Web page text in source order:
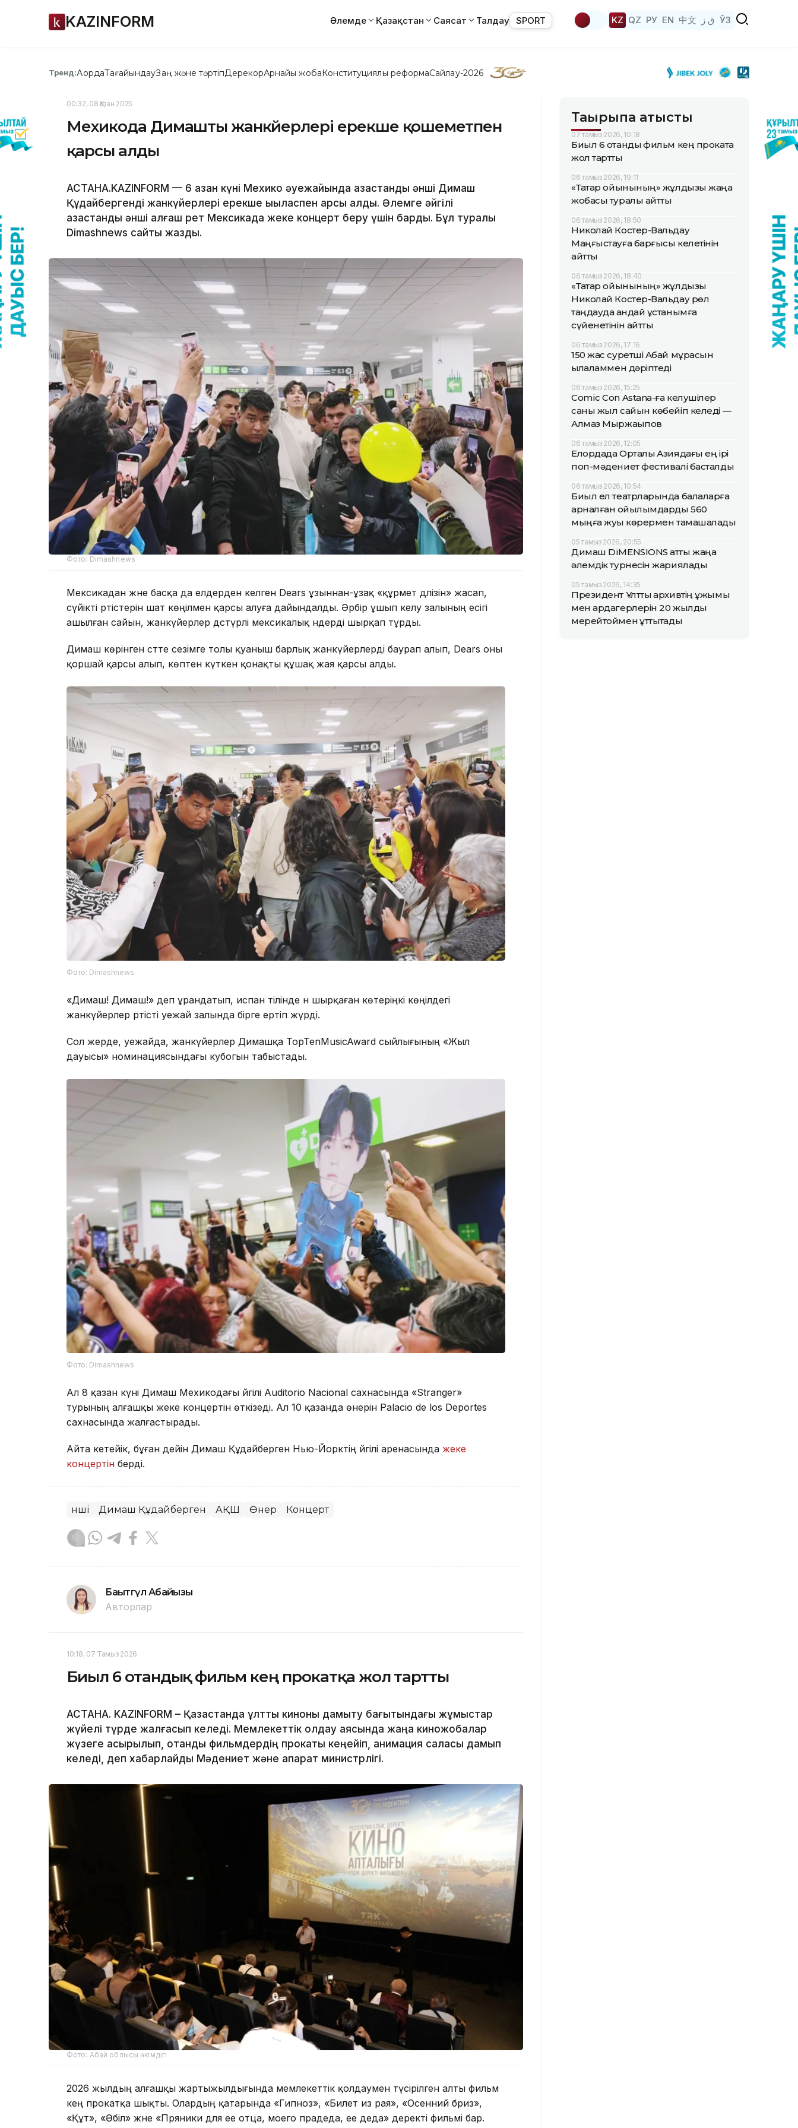
KAZINFORM Әлемде Қазақстан Саясат Талдау SPORT KZ QZ РУ EN 中文 ق ز ЎЗ
Тренд:АқордаТағайындауЗаң және тәртіпДерекқорАрнайы жобаКонституциялық реформаСайлау-2026
00:32, 08 Қазан 2025
Мехикода Димашты жанкүйерлері ерекше қошеметпен
қарсы алды
АСТАНА.KAZINFORM — 6 қазан күні Мехико әуежайында қазақстандық әнші Димаш
Құдайбергенді жанкүйерлері ерекше ықыласпен қарсы алды. Әлемге әйгілі
қазақстандық әнші алғаш рет Мексикада жеке концерт беру үшін барды. Бұл туралы
Dimashnews сайты жазды.
Фото: Dimashnews
Мексикадан және басқа да елдерден келген Dears ұзыннан-ұзақ «құрмет дәлізін» жасап,
сүйікті әртістерін шат көңілмен қарсы алуға дайындалды. Әрбір ұшып келу залының есігі
ашылған сайын, жанкүйерлер дәстүрлі мексикалық әндерді шырқап тұрды.
Димаш көрінген сәтте сезімге толы қуаныш барлық жанкүйерлерді баурап алып, Dears оны
қоршай қарсы алып, көптен күткен қонақты құшақ жая қарсы алды.
Фото: Dimashnews
«Димаш! Димаш!» деп ұрандатып, испан тілінде ән шырқаған көтеріңкі көңілдегі
жанкүйерлер әртісті әуежай залында бірге ертіп жүрді.
Сол жерде, әуежайда, жанкүйерлер Димашқа TopTenMusicAward сыйлығының «Жыл
дауысы» номинациясындағы кубогын табыстады.
Фото: Dimashnews
Ал 8 қазан күні Димаш Мехикодағы әйгілі Auditorio Nacional сахнасында «Stranger»
турының алғашқы жеке концертін өткізеді. Ал 10 қазанда өнерін Palacio de los Deportes
сахнасында жалғастырады.
Айта кетейік, бұған дейін Димаш Құдайберген Нью-Йорктің әйгілі аренасында жеке
концертін берді.
Әнші Димаш Құдайберген АҚШ Өнер Концерт
Бақытгүл Абайқызы
Авторлар
10:18, 07 Тамыз 2026
Биыл 6 отандық фильм кең прокатқа жол тартты
АСТАНА. KAZINFORM – Қазақстанда ұлттық киноны дамыту бағытындағы жұмыстар
жүйелі түрде жалғасып келеді. Мемлекеттік қолдау аясында жаңа киножобалар
жүзеге асырылып, отандық фильмдердің прокаты кеңейіп, анимация саласы дамып
келеді, деп хабарлайды Мәдениет және ақпарат министрлігі.
Фото: Абай облысы әкімдігі
2026 жылдың алғашқы жартыжылдығында мемлекеттік қолдаумен түсірілген алты фильм
кең прокатқа шықты. Олардың қатарында «Гипноз», «Билет из рая», «Осенний бриз»,
«Құт», «Әбіл» және «Пряники для ее отца, моего прадеда, ее деда» деректі фильмі бар.
Тақырыпқа қатысты
07 тамыз 2026, 10:18
Биыл 6 отандық фильм кең прокатқа
жол тартты
06 тамыз 2026, 19:11
«Тақтар ойынының» жұлдызы жаңа
жобасы туралы айтты
06 тамыз 2026, 18:50
Николай Костер-Вальдау
Маңғыстауға барғысы келетінін
айтты
06 тамыз 2026, 18:40
«Тақтар ойынының» жұлдызы
Николай Костер-Вальдау рөл
таңдауда қандай ұстанымға
сүйенетінін айтты
06 тамыз 2026, 17:16
150 жас суретші Абай мұрасын
қылқаламмен дәріптеді
06 тамыз 2026, 15:25
Comic Con Astana-ға келушілер
саны жыл сайын көбейіп келеді —
Алмаз Мыржақыпов
06 тамыз 2026, 12:05
Елордада Орталық Азиядағы ең ірі
поп-мәдениет фестивалі басталды
06 тамыз 2026, 10:54
Биыл ел театрларында балаларға
арналған қойылымдарды 560
мыңға жуық көрермен тамашалады
05 тамыз 2026, 20:55
Димаш DiMENSIONS атты жаңа
әлемдік турнесін жариялады
05 тамыз 2026, 14:35
Президент Ұлттық архивтің ұжымы
мен ардагерлерін 20 жылдық
мерейтоймен құттықтады